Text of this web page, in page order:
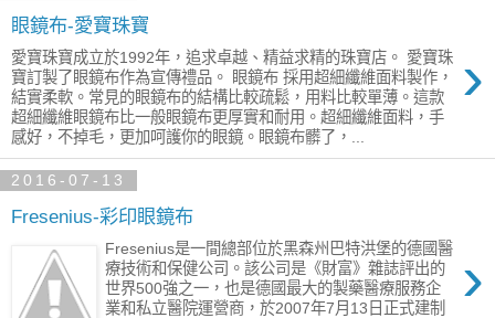
眼鏡布-愛寶珠寶
›
愛寶珠寶成立於1992年，追求卓越、精益求精的珠寶店。 愛寶珠
寶訂製了眼鏡布作為宣傳禮品。 眼鏡布 採用超細纖維面料製作，
結實柔軟。常見的眼鏡布的結構比較疏鬆，用料比較單薄。這款
超細纖維眼鏡布比一般眼鏡布更厚實和耐用。超細纖維面料，手
感好，不掉毛，更加呵護你的眼鏡。眼鏡布髒了，...
2016-07-13
Fresenius-彩印眼鏡布
›
Fresenius是一間總部位於黑森州巴特洪堡的德國醫
療技術和保健公司。該公司是《財富》雜誌評出的
世界500強之一，也是德國最大的製藥醫療服務企
業和私立醫院運營商，於2007年7月13日正式建制